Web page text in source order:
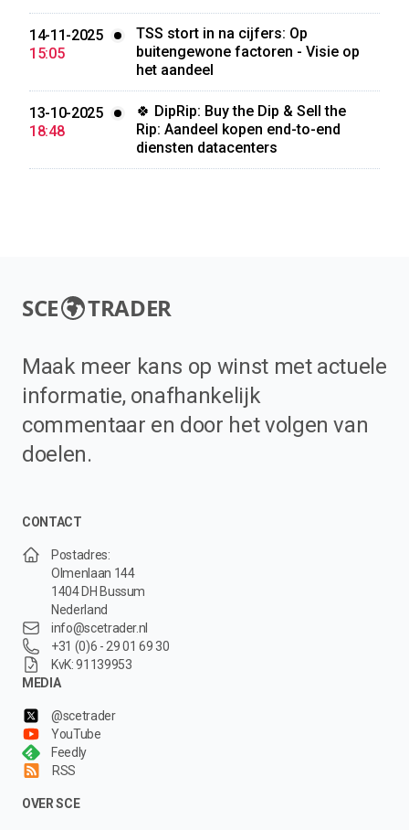
14-11-2025
15:05
TSS stort in na cijfers: Op
buitengewone factoren - Visie op
het aandeel
13-10-2025
18:48
🍀 DipRip: Buy the Dip & Sell the
Rip: Aandeel kopen end-to-end
diensten datacenters
SCE TRADER
Maak meer kans op winst met actuele
informatie, onafhankelijk
commentaar en door het volgen van
doelen.
CONTACT
Postadres:
Olmenlaan 144
1404 DH Bussum
Nederland
info@scetrader.nl
+31 (0)6 - 29 01 69 30
KvK: 91139953
MEDIA
@scetrader
YouTube
Feedly
RSS
OVER SCE